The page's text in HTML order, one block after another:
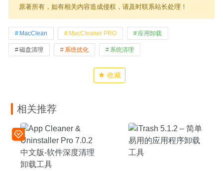
原著所有，如有相关内容造成侵权，请及时联系站长处理！
MacClean MacCleaner PRO 应用卸载
磁盘清理 系统优化 系统清理
收藏
相关推荐